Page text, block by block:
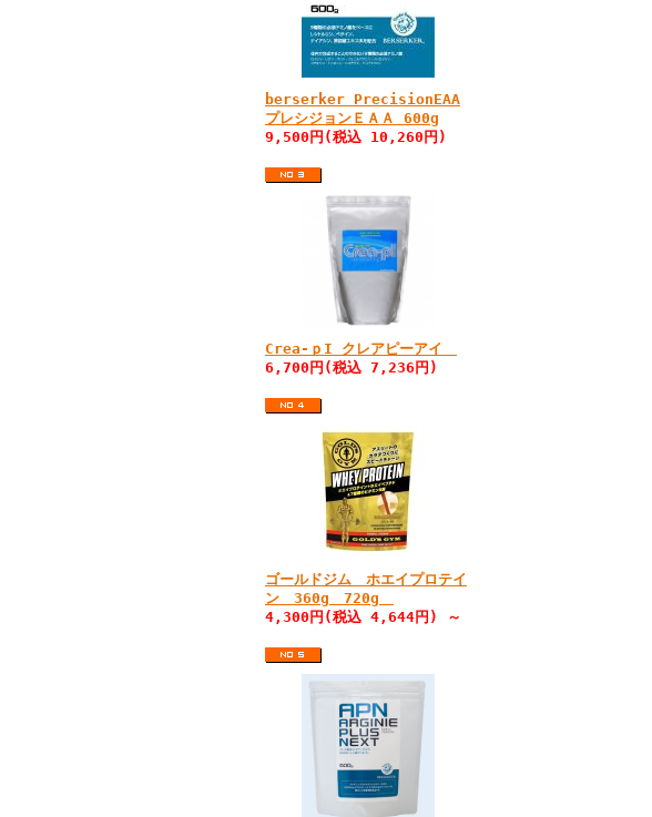
berserker PrecisionEAA
プレシジョンＥＡＡ 600g
9,500円(税込 10,260円)
Crea-ｐI クレアピーアイ
6,700円(税込 7,236円)
ゴールドジム ホエイプロテイ
ン 360g 720g
4,300円(税込 4,644円) ～